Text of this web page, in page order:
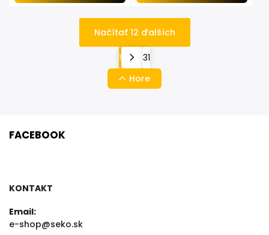
Načítať 12 ďalších
1
31
Hore
FACEBOOK
KONTAKT
Email:
e-shop@seko.sk